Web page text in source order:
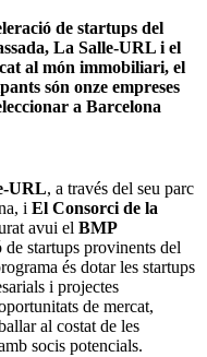
de startups del
La Salle-URL i el
al món immobiliari, el
són onze empreses
a Barcelona
URL, a través del seu parc
​​i El Consorci de la
avui el BMP
startups provinents del
és dotar les startups
i projectes
de mercat,
al costat de les
socis potencials.